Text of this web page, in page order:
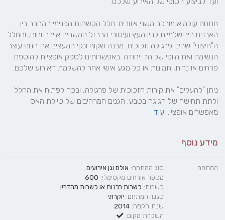
מאפשרים אופצי... עוד
מידע נוסף
המתחם סוג המתחם: אולם וגן אירועים
מספר אורחים מקסימלי: 600
כשרות: כשרות רבנות או כשרות מהדרין
סגנון המתחם: יוקרתי
שנת הקמה:2014
השכרת מקום: